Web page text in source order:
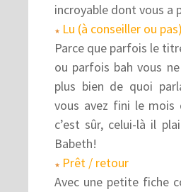
incroyable dont vous a
★ Lu (à conseiller ou pas)
Parce que parfois le
ou parfois bah vous
plus bien de quoi
vous avez fini le mois
c’est sûr, celui-là il
Babeth!
★ Prêt / retour
Avec une petite fiche